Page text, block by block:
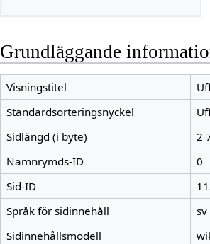
Grundläggande
Visningstitel
Standardsorteringsnyckel
Sidlängd (i byte)
2
Namnrymds-ID
0
Sid-ID
Språk för sidinnehåll
sv
Sidinnehållsmodell